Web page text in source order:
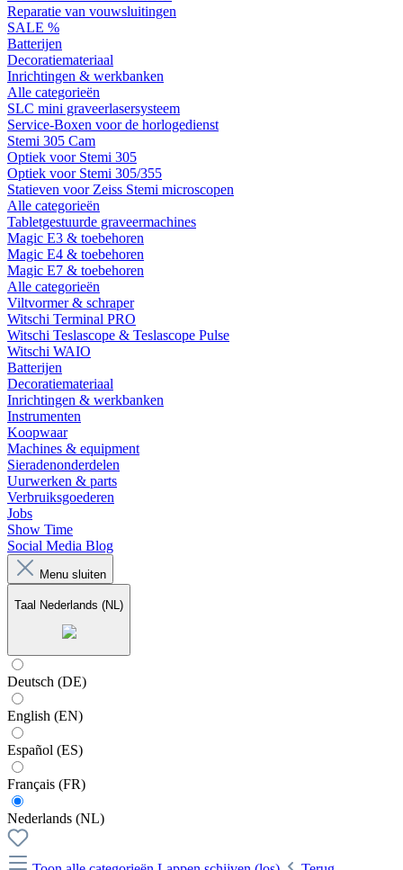
Reparatie van vouwsluitingen
SALE %
Batterijen
Decoratiemateriaal
Inrichtingen & werkbanken
Alle categorieën
SLC mini graveerlasersysteem
Service-Boxen voor de horlogedienst
Stemi 305 Cam
Optiek voor Stemi 305
Optiek voor Stemi 305/355
Statieven voor Zeiss Stemi microscopen
Alle categorieën
Tabletgestuurde graveermachines
Magic E3 & toebehoren
Magic E4 & toebehoren
Magic E7 & toebehoren
Alle categorieën
Viltvormer & schraper
Witschi Terminal PRO
Witschi Teslascope & Teslascope Pulse
Witschi WAIO
Batterijen
Decoratiemateriaal
Inrichtingen & werkbanken
Instrumenten
Koopwaar
Machines & equipment
Sieradenonderdelen
Uurwerken & parts
Verbruiksgoederen
Jobs
Show Time
Social Media Blog
Menu sluiten
Taal Nederlands (NL)
Deutsch (DE)
English (EN)
Español (ES)
Français (FR)
Nederlands (NL)